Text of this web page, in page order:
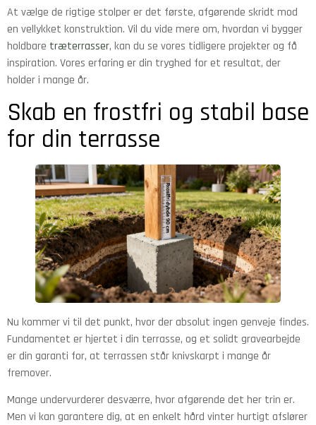
At vælge de rigtige stolper er det første, afgørende skridt mod
en vellykket konstruktion. Vil du vide mere om, hvordan vi bygger
holdbare træterrasser, kan du se vores tidligere projekter og få
inspiration. Vores erfaring er din tryghed for et resultat, der
holder i mange år.
Skab en frostfri og stabil base
for din terrasse
Nu kommer vi til det punkt, hvor der absolut ingen genveje findes.
Fundamentet er hjertet i din terrasse, og et solidt gravearbejde
er din garanti for, at terrassen står knivskarpt i mange år
fremover.
Mange undervurderer desværre, hvor afgørende det her trin er.
Men vi kan garantere dig, at en enkelt hård vinter hurtigt afslører